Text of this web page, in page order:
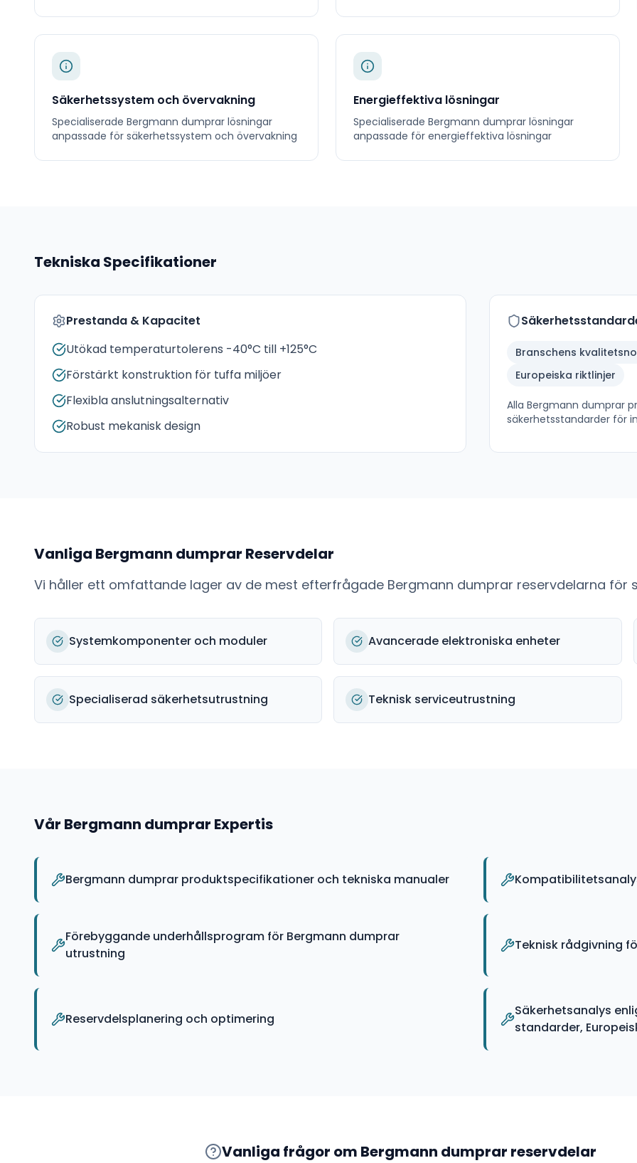
Säkerhetssystem och övervakning
Specialiserade Bergmann dumprar lösningar
anpassade för säkerhetssystem och övervakning
Energieffektiva lösningar
Specialiserade Bergmann dumprar lösningar
anpassade för energieffektiva lösningar
Tekniska Specifikationer
Prestanda & Kapacitet
Utökad temperaturtolerens -40°C till +125°C
Förstärkt konstruktion för tuffa miljöer
Flexibla anslutningsalternativ
Robust mekanisk design
Branschens
Europeiska riktlinjer
Alla Bergmann dumprar
säkerhetsstandarder för
Vanliga Bergmann dumprar Reservdelar
Vi håller ett omfattande lager av de mest efterfrågade Bergmann dumprar reservdelarna för
Systemkomponenter och moduler Avancerade elektroniska enheter
Specialiserad säkerhetsutrustning Teknisk serviceutrustning
Vår Bergmann dumprar Expertis
Bergmann dumprar produktspecifikationer och tekniska manualer
Förebyggande underhållsprogram för Bergmann dumprar
utrustning
Teknisk rådgivning
Reservdelsplanering och optimering
Säkerhetsanalys
standarder,
Vanliga frågor om Bergmann dumprar reservdelar